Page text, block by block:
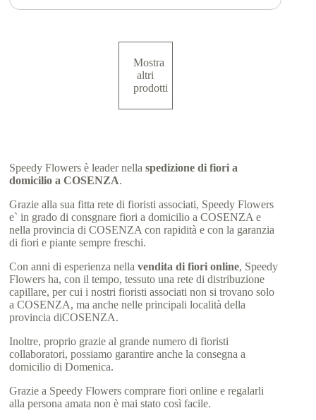
Mostra
altri
prodotti
Speedy Flowers è leader nellaspedizione di fiori a
domicilio a COSENZA.
Grazie alla sua fitta rete di fioristi associati, Speedy Flowers
e` in grado di consgnare fiori a domicilio a COSENZA e
nella provincia di COSENZA con rapidità e con la garanzia
di fiori e piante sempre freschi.
Con anni di esperienza nellavendita di fiori online, Speedy
Flowers ha, con il tempo, tessuto una rete di distribuzione
capillare, per cui i nostri fioristi associati non si trovano solo
a COSENZA, ma anche nelle principali località della
provincia diCOSENZA.
Inoltre, proprio grazie al grande numero di fioristi
collaboratori, possiamo garantire anche la consegna a
domicilio di Domenica.
Grazie a Speedy Flowers comprare fiori online e regalarli
alla persona amata non è mai stato così facile.